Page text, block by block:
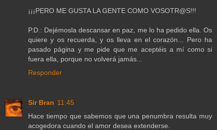
¡¡¡PERO ME GUSTA LA GENTE COMO VOSOTR@S!!!
P.D.: Dejémosla descansar en paz, me lo ha pedido ella. Os
quiere y os recuerda, y os lleva en el corazón... Pero ha
pasado página y me pide que me aceptéis a mí como si
fuera ella, porque no volverá jamás...
Responder
Sir Bran 11:45
Hace tiempo que sabemos que una penumbra resulta muy
acogedora cuando el amor desea extenderse.